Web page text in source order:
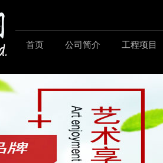
首页 公司简介 工程项目